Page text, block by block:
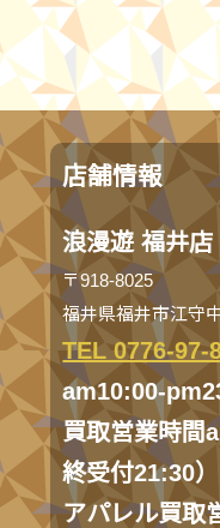
店舗情報
浪漫遊 福井店
〒918-8025
福井県福井市江守
TEL 0776-97-
am10:00-
買取営業時間
終受付21:30）
アパレル買取